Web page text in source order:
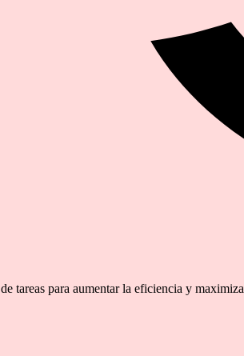
tareas para aumentar la eficiencia y